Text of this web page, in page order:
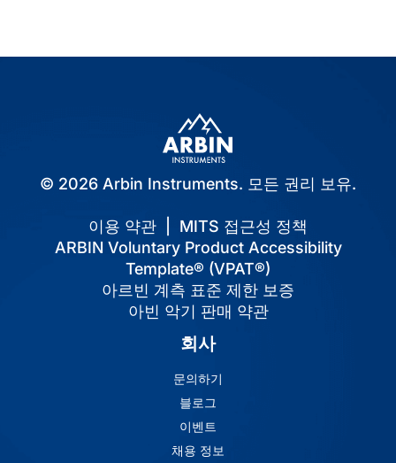
© 2026 Arbin Instruments. 모든 권리 보유.
이용 약관
MITS 접근성 정책
ARBIN Voluntary Product Accessibility
Template® (VPAT®)
아르빈 계측 표준 제한 보증
아빈 악기 판매 약관
회사
문의하기
블로그
이벤트
채용 정보